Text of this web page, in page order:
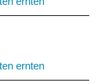
ernten